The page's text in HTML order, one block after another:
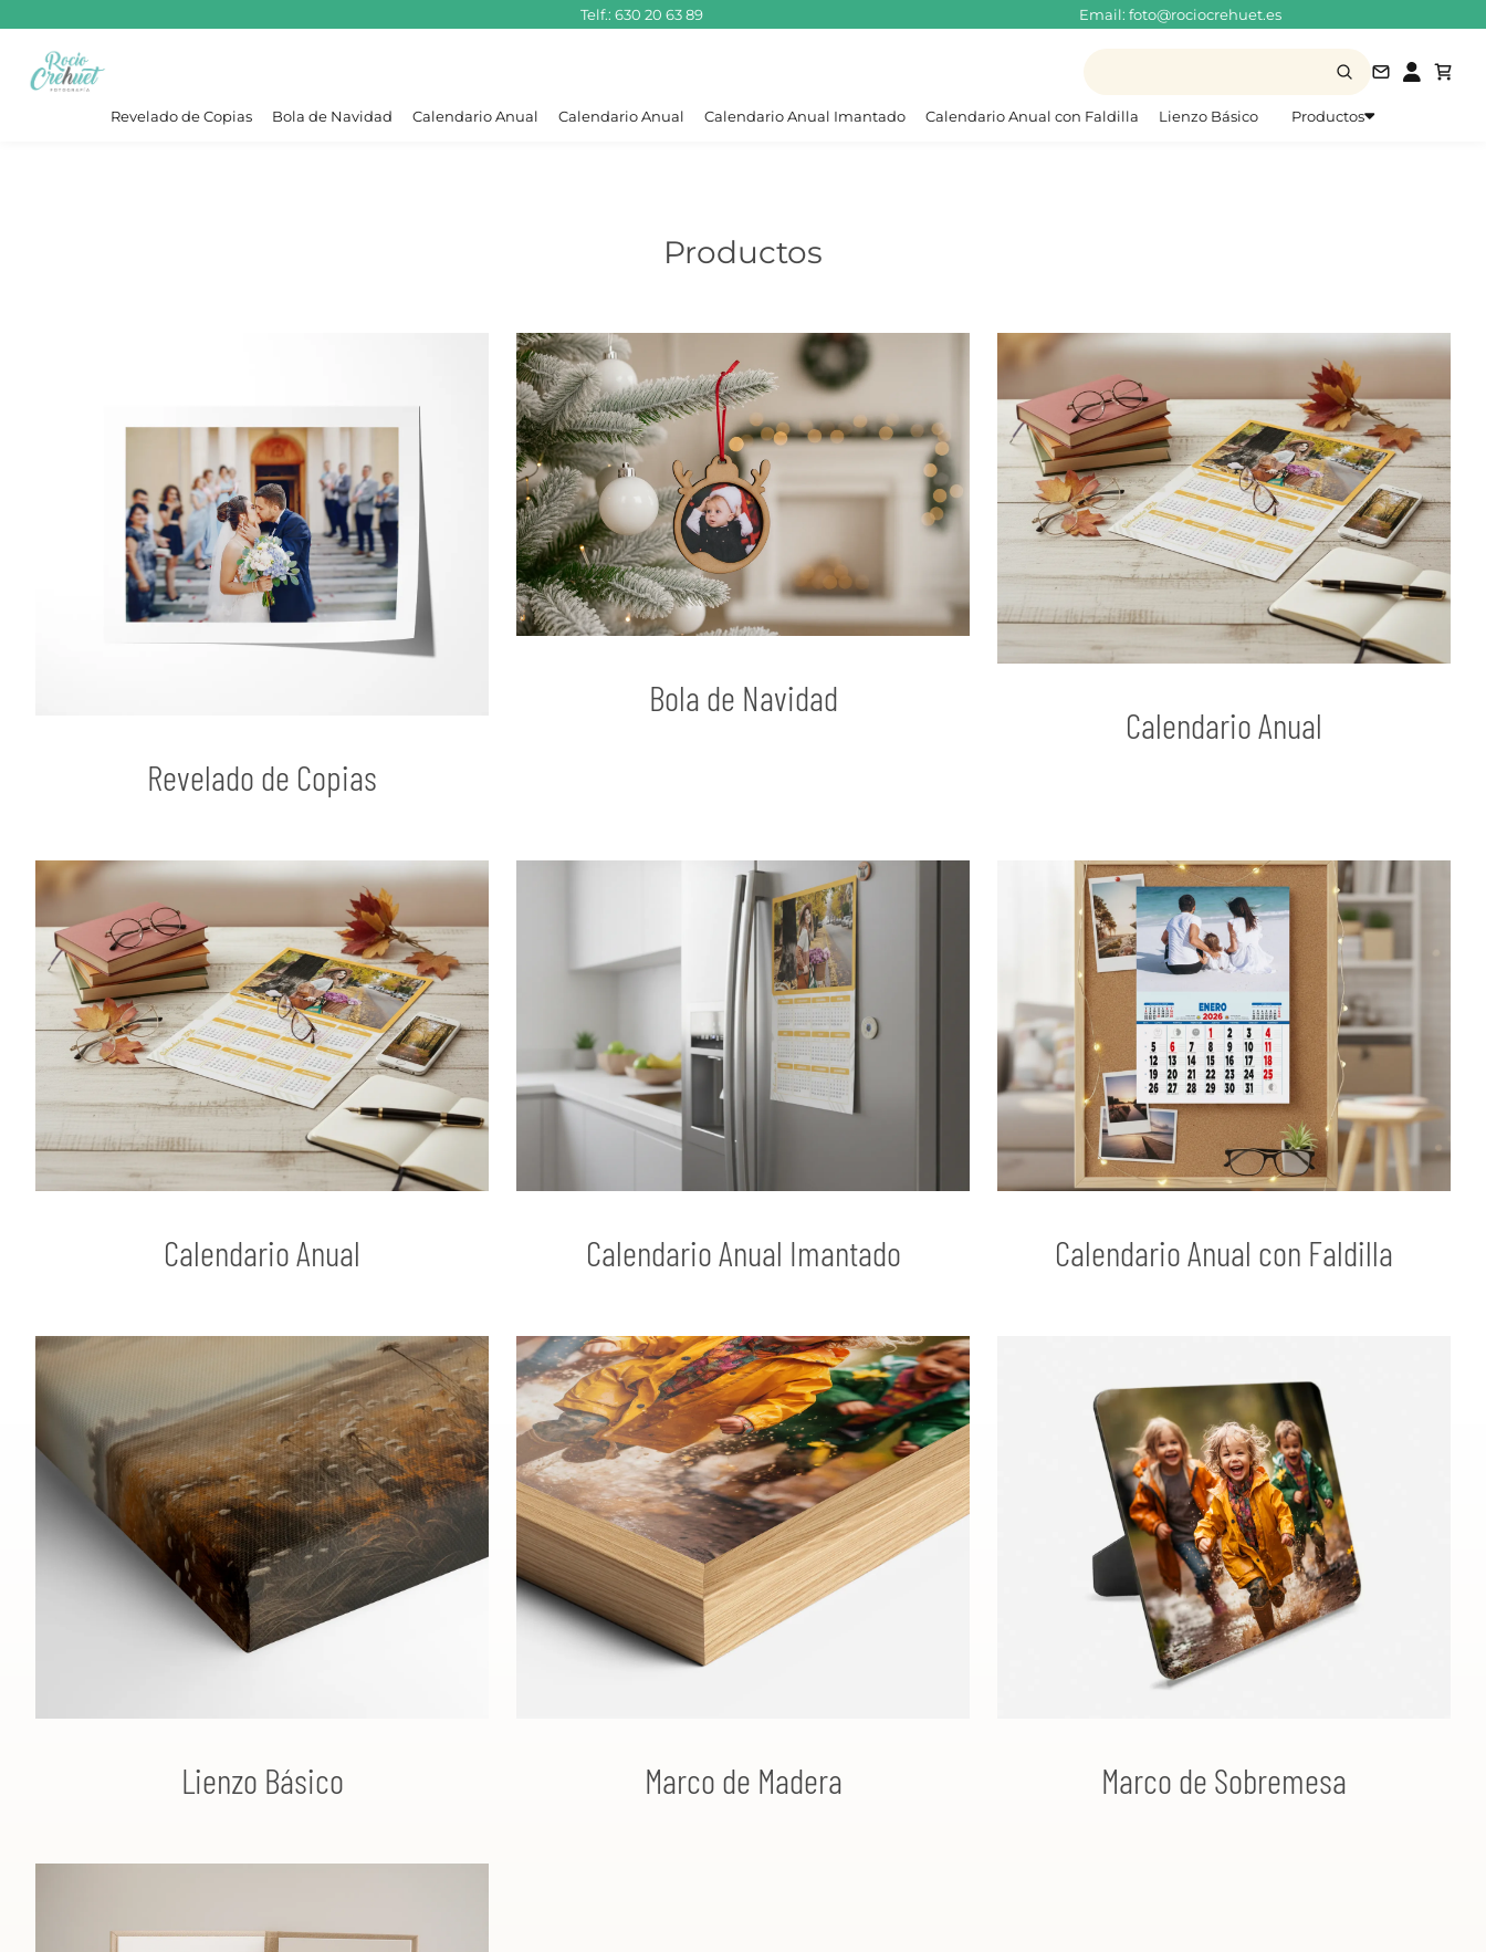
Telf.: 630 20 63 89 Email: foto@rociocrehuet.es
Revelado de Copias Bola de Navidad Calendario Anual Calendario Anual Calendario Anual Imantado Calendario Anual con Faldilla Lienzo Básico Productos
Productos
Revelado de Copias
Bola de Navidad
Calendario Anual
Calendario Anual Calendario Anual Imantado Calendario Anual con Faldilla
Lienzo Básico Marco de Madera Marco de Sobremesa